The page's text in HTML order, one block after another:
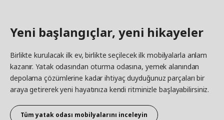
Yeni başlangıçlar, yeni hikayeler
Birlikte kurulacak ilk ev, birlikte seçilecek ilk mobilyalarla anlam
kazanır. Yatak odasından oturma odasına, yemek alanından
depolama çözümlerine kadar ihtiyaç duyduğunuz parçaları bir
araya getirerek yeni hayatınıza kendi ritminizle başlayabilirsiniz.
Tüm yatak odası mobilyalarını inceleyin